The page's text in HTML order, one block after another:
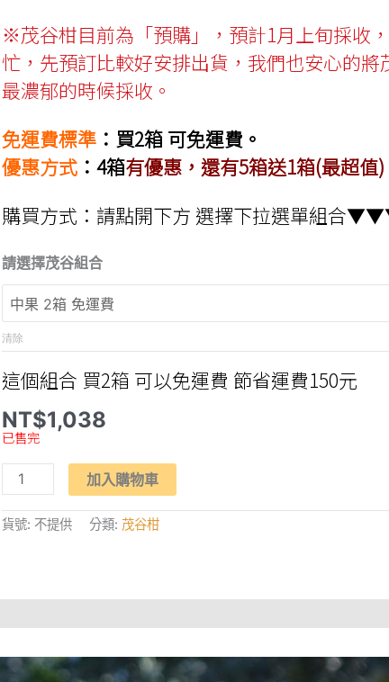
※茂谷柑目前為「預購」，預計1月上旬採收
忙，先預訂比較好安排出貨，我們也安心的將
最濃郁的時候採收。
免運費標準 ：買2箱 可免運費。
優惠方式 ：4箱有優惠，還有5箱送1箱(最超值)
購買方式：請點開下方 選擇下拉選單組合
請選擇茂谷組合
清除
這個組合 買2箱 可以免運費 節省運費150元
NT$1,038
已售完
【富
吉
祥】
–
茂
柑
果)
數
加入購物車
貨號: 不提供 分類: 茂谷柑